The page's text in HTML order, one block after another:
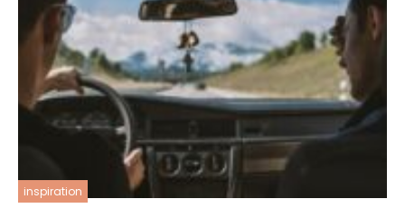
inspiration